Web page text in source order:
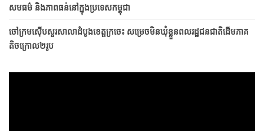
សមធម៌ និងភាពធន់នៅក្នុងប្រទេសកម្ពុជា
ចៅក្រមស៊ើបសួរសាលាដំបូងខេត្តក្រចេះ សម្រេចមិនឃុំខ្លួនពលរដ្ឋជនជាតិដើមភាគ
តិចក្រោល២រូប